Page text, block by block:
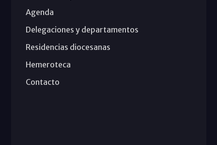
Agenda
Delegaciones y departamentos
Residencias diocesanas
Hemeroteca
Contacto